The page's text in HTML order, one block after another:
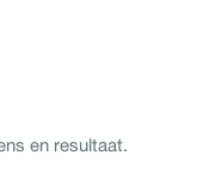
en resultaat.